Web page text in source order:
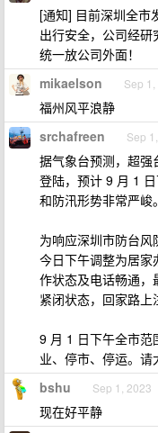
[通知] 目前深圳全市
出行安全，公司经
统一放公司外面！
mikaelson Sep
福州风平浪静
srchafreen Sep
据气象台预测，超强
登陆，预计 9 月 1
和防汛形势非常严峻。
为响应深圳市防台
今日下午调整为居家
作状态及电话畅通，
紧闭状态，回家路上
9 月 1 日下午全市范
业、停市、停运。请
bshu Sep 1, 2023
现在好平静